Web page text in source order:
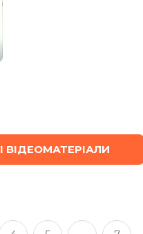
ВІДЕОМАТЕРІАЛИ